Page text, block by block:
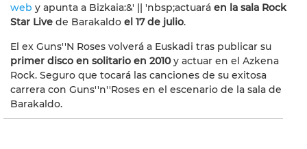
web y apunta a Bizkaia:&' || 'nbsp;actuará en la sala Rock
Star Live de Barakaldo el 17 de julio.
El ex Guns''N Roses volverá a Euskadi tras publicar su
primer disco en solitario en 2010y actuar en el Azkena
Rock. Seguro que tocará las canciones de su exitosa
carrera con Guns''n''Roses en el escenario de la sala de
Barakaldo.